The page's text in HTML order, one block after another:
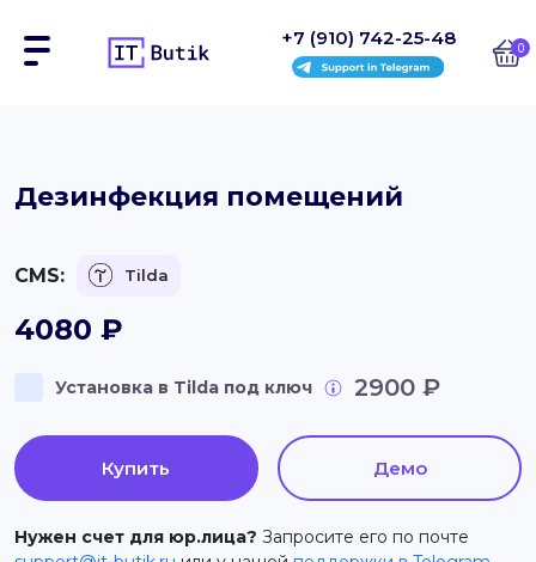
Блоки
На заказ
Инструкции
+7 (910) 742-25-48 0
Дезинфекция помещений
CMS: Tilda
4080 ₽
Установка в Tilda под ключ 2900 ₽
Купить Демо
Нужен счет для юр.лица? Запросите его по почте